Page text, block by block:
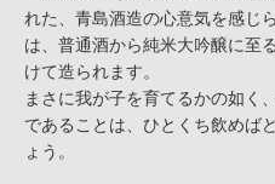
れた、青島酒造の心意気を感じ
は、普通酒から純米大吟醸に至
けて造られます。
まさに我が子を育てるかの如く
であることは、ひとくち飲めば
ょう。